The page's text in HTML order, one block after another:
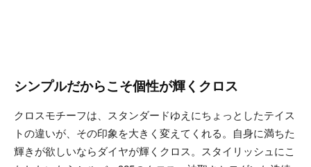
シンプルだからこそ個性が輝くクロス
クロスモチーフは、スタンダードゆえにちょっとしたテイス
トの違いが、その印象を大きく変えてくれる。自身に満ちた
輝きが欲しいならダイヤが輝くクロス。スタイリッシュにこ